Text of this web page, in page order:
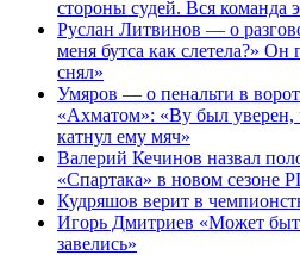
стороны судей. Вся команда
Руслан Литвинов — о
меня бутса как слетела?»
снял»
Умяров — о пенальти в
«Ахматом»: «Ву был уверен,
катнул ему мяч»
Валерий Кечинов назвал
«Спартака» в новом сезоне
Кудряшов верит в
Игорь Дмитриев «Может
завелись»